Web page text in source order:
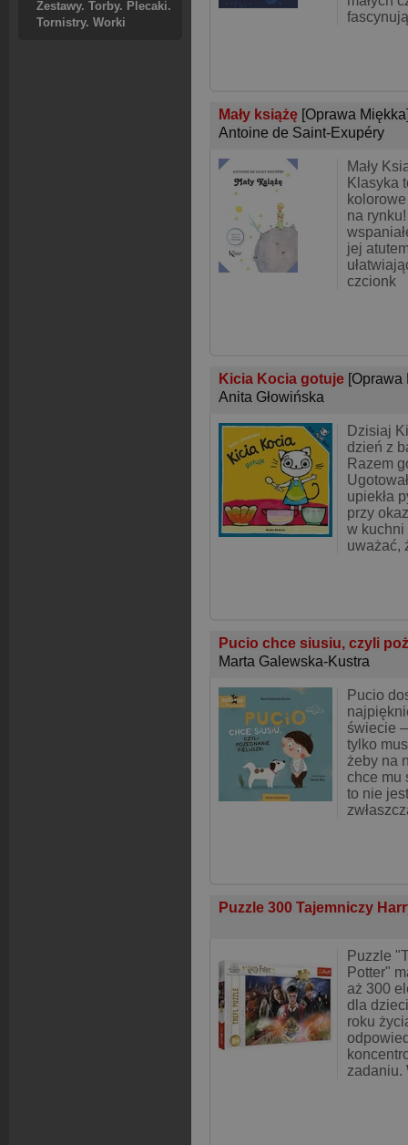
Zestawy. Torby. Plecaki.
Tornistry. Worki
Mały książę [Oprawa
Antoine de Saint-Exupéry
Mały
Klasyka
na
jej
czcionk
Kicia Kocia gotuje [Oprawa
Anita Głowińska
Dzisiaj
dzień z
Razem
upiekła
przy
w kuchni
uważać,
Pucio chce siusiu, czyli
Marta Galewska-Kustra
Pucio
świecie
tylko
żeby na
chce mu
to nie
Puzzle 300 Tajemniczy
Puzzle
Potter"
aż 300
dla
roku
zadaniu.